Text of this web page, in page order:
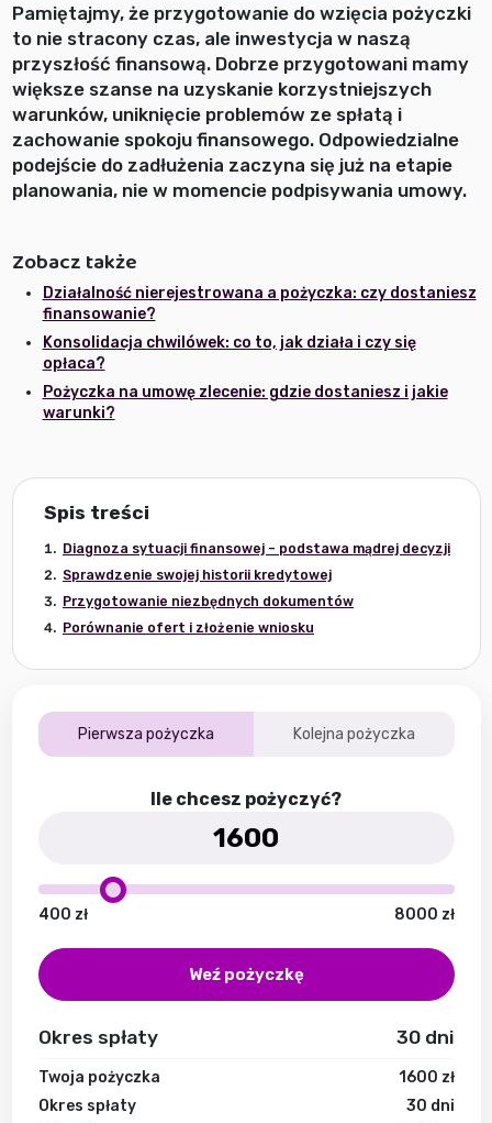
Pamiętajmy, że przygotowanie do wzięcia pożyczki
to nie stracony czas, ale inwestycja w naszą
przyszłość finansową. Dobrze przygotowani mamy
większe szanse na uzyskanie korzystniejszych
warunków, uniknięcie problemów ze spłatą i
zachowanie spokoju finansowego. Odpowiedzialne
podejście do zadłużenia zaczyna się już na etapie
planowania, nie w momencie podpisywania umowy.
Zobacz także
Działalność nierejestrowana a pożyczka: czy dostaniesz
finansowanie?
Konsolidacja chwilówek: co to, jak działa i czy się
opłaca?
Pożyczka na umowę zlecenie: gdzie dostaniesz i jakie
warunki?
Spis treści
Diagnoza sytuacji finansowej – podstawa mądrej decyzji
Sprawdzenie swojej historii kredytowej
Przygotowanie niezbędnych dokumentów
Porównanie ofert i złożenie wniosku
Pierwsza pożyczka Kolejna pożyczka
Ile chcesz pożyczyć?
400 zł 8000 zł
Weź pożyczkę
Okres spłaty 30dni
Twoja pożyczka 1600 zł
Okres spłaty
30 dni